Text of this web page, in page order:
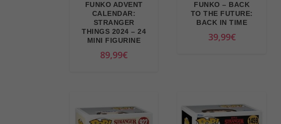
FUNKO ADVENT
CALENDAR:
STRANGER
THINGS 2024 – 24
MINI FIGURINE
89,99€
FUNKO – BACK
TO THE FUTURE:
BACK IN TIME
39,99€